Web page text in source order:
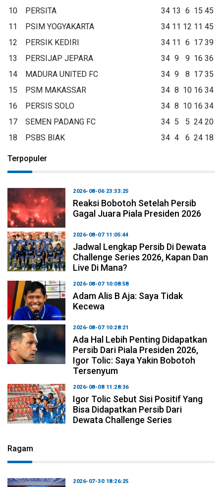
10
PERSITA 34 13 6 15 45
11
PSIM YOGYAKARTA 34 11 12 11 45
12
PERSIK KEDIRI 34 11 6 17 39
13
PERSIJAP JEPARA 34 9 9 16 36
14
MADURA UNITED FC 34 9 8 17 35
15
PSM MAKASSAR 34 8 10 16 34
16
PERSIS SOLO 34 8 10 16 34
17
SEMEN PADANG FC 34 5 5 24 20
18
PSBS BIAK 34 4 6 24 18
Terpopuler
2026-08-06 23:33:25
Reaksi Bobotoh Setelah Persib
Gagal Juara Piala Presiden 2026
2026-08-07 11:05:44
Jadwal Lengkap Persib Di Dewata
Challenge Series 2026, Kapan Dan
Live Di Mana?
2026-08-07 10:08:58
Adam Alis B Aja: Saya Tidak
Kecewa
2026-08-07 10:28:21
Ada Hal Lebih Penting Didapatkan
Persib Dari Piala Presiden 2026,
Igor Tolic: Saya Yakin Bobotoh
Tersenyum
2026-08-08 11:28:36
Igor Tolic Sebut Sisi Positif Yang
Bisa Didapatkan Persib Dari
Dewata Challenge Series
Ragam
2026-07-30 18:26:25